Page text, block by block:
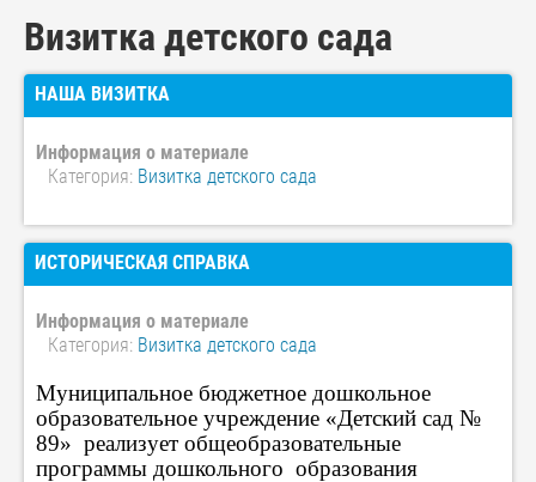
Визитка детского сада
НАША ВИЗИТКА
Информация о материале
Категория: Визитка детского сада
ИСТОРИЧЕСКАЯ СПРАВКА
Информация о материале
Категория: Визитка детского сада
Муниципальное бюджетное дошкольное
образовательное учреждение «Детский сад №
89» реализует общеобразовательные
программы дошкольного образования